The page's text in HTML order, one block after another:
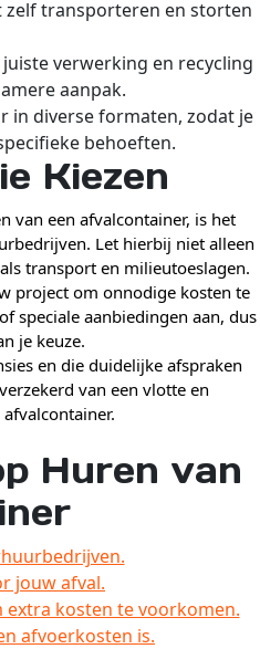
zelf transporteren en storten
verwerking en recycling
aanpak.
in diverse formaten, zodat je
behoeften.
Kiezen
van een afvalcontainer, is het
Let hierbij niet alleen
transport en milieutoeslagen.
project om onnodige kosten te
speciale aanbiedingen aan, dus
je keuze.
en die duidelijke afspraken
van een vlotte en
Huren van
jouw afval.
kosten te voorkomen.
afvoerkosten is.